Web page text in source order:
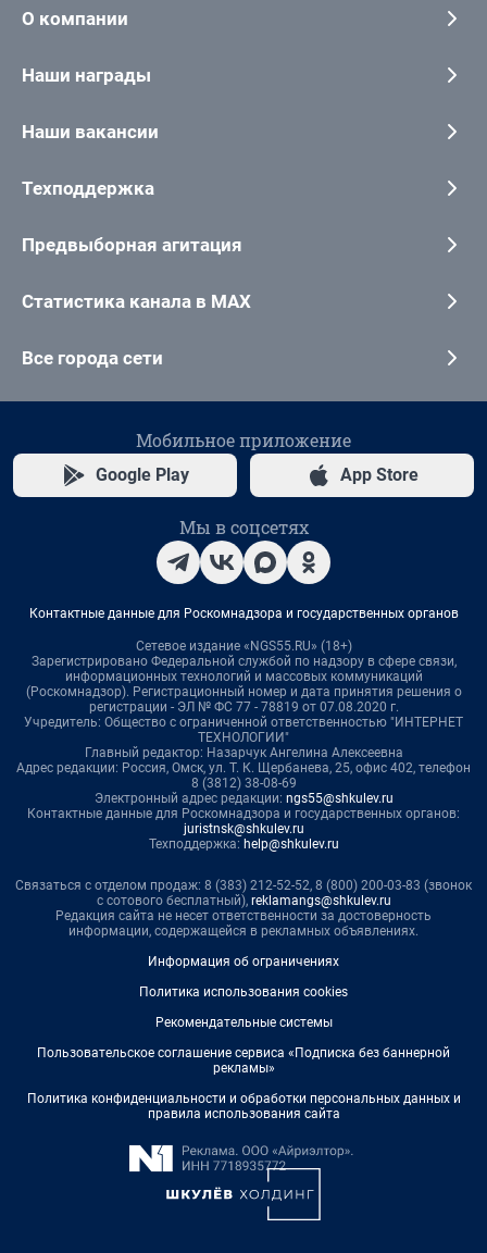
О компании
Наши награды
Наши вакансии
Техподдержка
Предвыборная агитация
Статистика канала в MAX
Все города сети
Мобильное приложение
Google Play App Store
Мы в соцсетях
Контактные данные для Роскомнадзора и государственных органов
Сетевое издание «NGS55.RU» (18+)
Зарегистрировано Федеральной службой по надзору в сфере связи,
информационных технологий и массовых коммуникаций
(Роскомнадзор). Регистрационный номер и дата принятия решения о
регистрации - ЭЛ № ФС 77 - 78819 от 07.08.2020 г.
Учредитель: Общество с ограниченной ответственностью "ИНТЕРНЕТ
ТЕХНОЛОГИИ"
Главный редактор: Назарчук Ангелина Алексеевна
Адрес редакции: Россия, Омск, ул. Т. К. Щербанева, 25, офис 402, телефон
8 (3812) 38-08-69
Электронный адрес редакции: ngs55@shkulev.ru
Контактные данные для Роскомнадзора и государственных органов:
juristnsk@shkulev.ru
Техподдержка: help@shkulev.ru
Связаться с отделом продаж: 8 (383) 212-52-52, 8 (800) 200-03-83 (звонок
с сотового бесплатный), reklamangs@shkulev.ru
Редакция сайта не несет ответственности за достоверность
информации, содержащейся в рекламных объявлениях.
Информация об ограничениях
Политика использования cookies
Рекомендательные системы
Пользовательское соглашение сервиса «Подписка без баннерной
рекламы»
Политика конфиденциальности и обработки персональных данных и
правила использования сайта